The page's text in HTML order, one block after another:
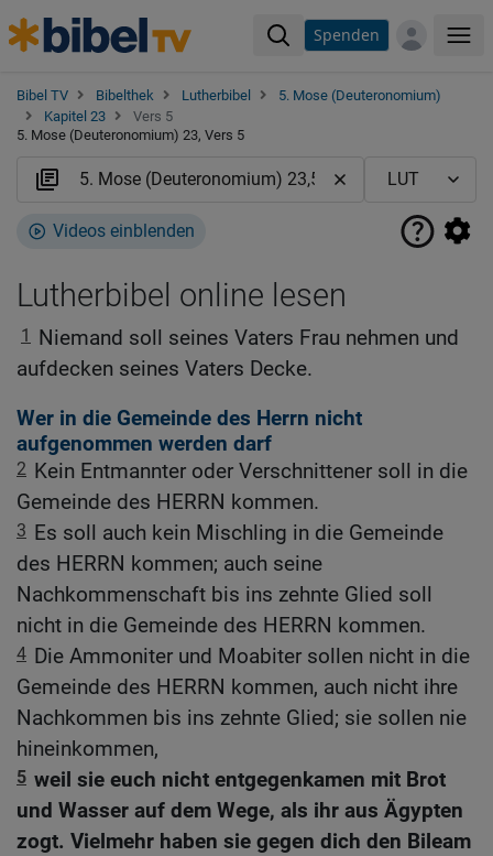
Spenden
Bibel TV Bibelthek Lutherbibel
5. Mose (Deuteronomium)
Kapitel 23
Vers 5
5. Mose (Deuteronomium) 23, Vers 5
Videos einblenden
Lutherbibel online lesen
1 Niemand soll seines Vaters Frau nehmen und
aufdecken seines Vaters Decke.
Wer in die Gemeinde des Herrn nicht
aufgenommen werden darf
2 Kein Entmannter oder Verschnittener soll in die
Gemeinde des HERRN kommen.
3 Es soll auch kein Mischling in die Gemeinde
des HERRN kommen; auch seine
Nachkommenschaft bis ins zehnte Glied soll
nicht in die Gemeinde des HERRN kommen.
4 Die Ammoniter und Moabiter sollen nicht in die
Gemeinde des HERRN kommen, auch nicht ihre
Nachkommen bis ins zehnte Glied; sie sollen nie
hineinkommen,
5 weil sie euch nicht entgegenkamen mit Brot
und Wasser auf dem Wege, als ihr aus Ägypten
zogt. Vielmehr haben sie gegen dich den Bileam